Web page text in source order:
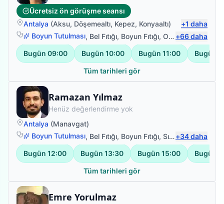
Ücretsiz ön görüşme seansı
Antalya (Aksu, Döşemealtı, Kepez, Konyaaltı) +1 daha
Boyun Tutulması, Bel Fıtığı, Boyun Fıtığı, Omuz Bağ Yaralanması +66daha
Bugün 09:00 Bugün 10:00 Bugün 11:00 Bugün
Tüm tarihleri gör
Ramazan Yılmaz
Fizyoterapist
Henüz değerlendirme yok
Antalya (Manavgat)
Boyun Tutulması, Bel Fıtığı, Boyun Fıtığı, Sırt Ağrısı +34daha
Bugün 12:00 Bugün 13:30 Bugün 15:00 Bugün
Tüm tarihleri gör
Emre Yorulmaz
Fizyoterapist